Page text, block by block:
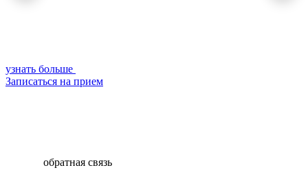
узнать больше
Записаться на прием
обратная связь